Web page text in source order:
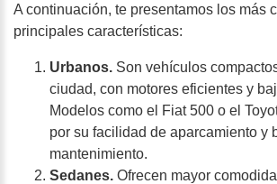
A continuación, te presentamos los más
principales características:
Urbanos. Son vehículos
ciudad, con motores eficientes y
Modelos como el Fiat 500 o el
por su facilidad de aparcamiento y
mantenimiento.
Sedanes. Ofrecen mayor